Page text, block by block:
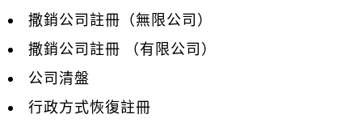
撒銷公司註冊（無限公司）
撒銷公司註冊 （有限公司）
公司清盤
行政方式恢復註冊